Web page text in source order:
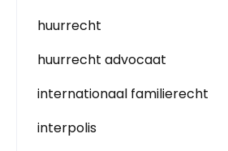
huurrecht
huurrecht advocaat
internationaal familierecht
interpolis